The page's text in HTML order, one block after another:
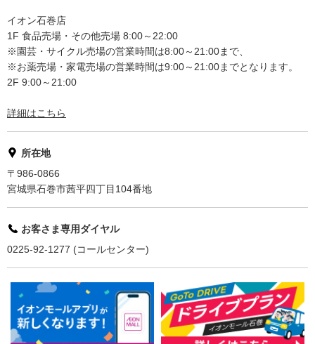
イオン石巻店
1F 食品売場・その他売場 8:00～22:00
※園芸・サイクル売場の営業時間は8:00～21:00まで、
※お薬売場・家電売場の営業時間は9:00～21:00までとなります。
2F 9:00～21:00
詳細はこちら
所在地
〒986-0866
宮城県石巻市茜平四丁目104番地
お客さま専用ダイヤル
0225-92-1277 (コールセンター)